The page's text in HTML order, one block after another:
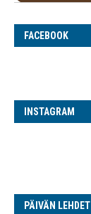
FACE­BOOK
INS­TA­GRAM
PÄI­VÄN LEHDET